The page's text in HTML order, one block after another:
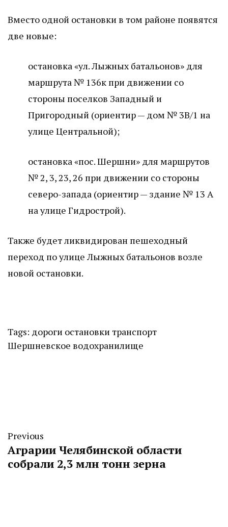
Вместо одной остановки в том районе появятся
две новые:
остановка «ул. Лыжных батальонов» для
маршрута № 136к при движении со
стороны поселков Западный и
Пригородный (ориентир — дом № 3В/1 на
улице Центральной);
остановка «пос. Шершни» для маршрутов
№ 2, 3, 23, 26 при движении со стороны
северо-запада (ориентир — здание № 13 А
на улице Гидрострой).
Также будет ликвидирован пешеходный
переход по улице Лыжных батальонов возле
новой остановки.
Tags: дороги остановки транспорт
Шершневское водохранилище
Previous
Аграрии Челябинской области
собрали 2,3 млн тонн зерна